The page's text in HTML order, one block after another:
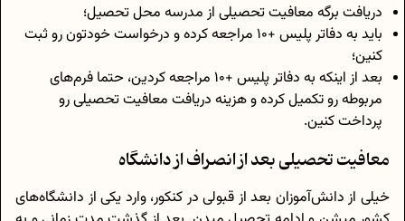
دریافت برگه معافیت تحصیلی از مدرسه محل تحصیل؛
باید به دفاتر پلیس +10 مراجعه کرده و درخواست خودتون رو ثبت
کنین؛
بعد از اینکه به دفاتر پلیس +10 مراجعه کردین، حتما فرم‌های
مربوطه رو تکمیل کرده و هزینه دریافت معافیت تحصیلی رو
پرداخت کنین.
معافیت تحصیلی بعد از انصراف از دانشگاه
خیلی از دانش‌آموزان بعد از قبولی در کنکور، وارد یکی از دانشگاه‌های